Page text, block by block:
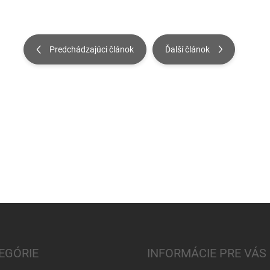
Predchádzajúci článok Ďalší článok
INFORMÁCIE PRE VÁS